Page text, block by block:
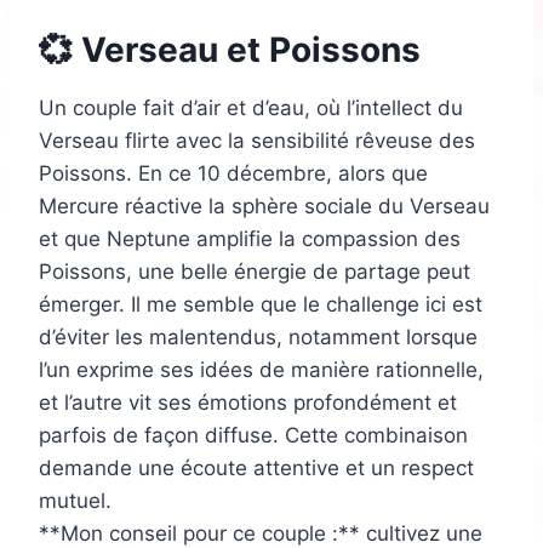
💞 Verseau et Poissons
Un couple fait d’air et d’eau, où l’intellect du
Verseau flirte avec la sensibilité rêveuse des
Poissons. En ce 10 décembre, alors que
Mercure réactive la sphère sociale du Verseau
et que Neptune amplifie la compassion des
Poissons, une belle énergie de partage peut
émerger. Il me semble que le challenge ici est
d’éviter les malentendus, notamment lorsque
l’un exprime ses idées de manière rationnelle,
et l’autre vit ses émotions profondément et
parfois de façon diffuse. Cette combinaison
demande une écoute attentive et un respect
mutuel.
**Mon conseil pour ce couple :** cultivez une